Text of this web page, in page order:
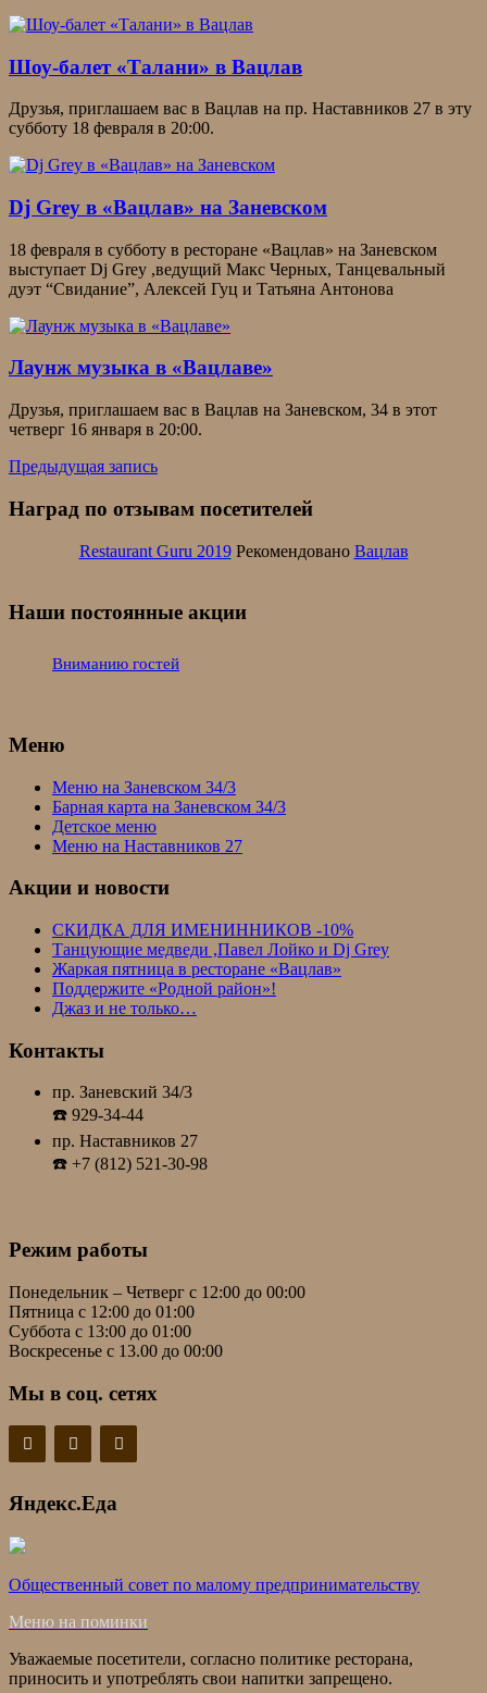
Шоу-балет «Талани» в Вацлав
Друзья, приглашаем вас в Вацлав на пр. Наставников 27 в эту
субботу 18 февраля в 20:00.
Dj Grey в «Вацлав» на Заневском
18 февраля в субботу в ресторане «Вацлав» на Заневском
выступает Dj Grey ,ведущий Макс Черных, Танцевальный
дуэт “Свидание”, Алексей Гуц и Татьяна Антонова
Лаунж музыка в «Вацлаве»
Друзья, приглашаем вас в Вацлав на Заневском, 34 в этот
четверг 16 января в 20:00.
Предыдущая запись
Наград по отзывам посетителей
Restaurant Guru 2019 Рекомендовано Вацлав
Наши постоянные акции
Вниманию гостей
Меню
Меню на Заневском 34/3
Барная карта на Заневском 34/3
Детское меню
Меню на Наставников 27
Акции и новости
СКИДКА ДЛЯ ИМЕНИННИКОВ -10%
Танцующие медведи ,Павел Лойко и Dj Grey
Жаркая пятница в ресторане «Вацлав»
Поддержите «Родной район»!
Джаз и не только…
Контакты
пр. Заневский 34/3
☎️ 929-34-44
пр. Наставников 27
☎️ +7 (812) 521-30-98
Режим работы
Понедельник – Четверг с 12:00 до 00:00
Пятница с 12:00 до 01:00
Суббота с 13:00 до 01:00
Воскресенье с 13.00 до 00:00
Мы в соц. сетях
Яндекс.Еда
Общественный совет по малому предпринимательству
Меню на поминки
Уважаемые посетители, согласно политике ресторана,
приносить и употреблять свои напитки запрещено.